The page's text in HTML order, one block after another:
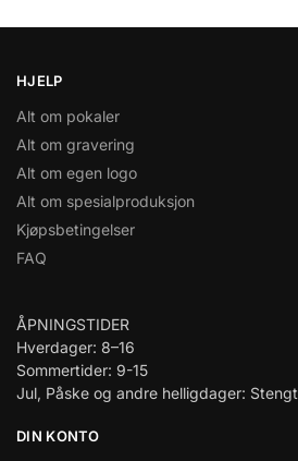
HJELP
Alt om pokaler
Alt om gravering
Alt om egen logo
Alt om spesialproduksjon
Kjøpsbetingelser
FAQ
ÅPNINGSTIDER
Hverdager: 8–16
Sommertider: 9-15
Jul, Påske og andre helligdager: Stengt
DIN KONTO